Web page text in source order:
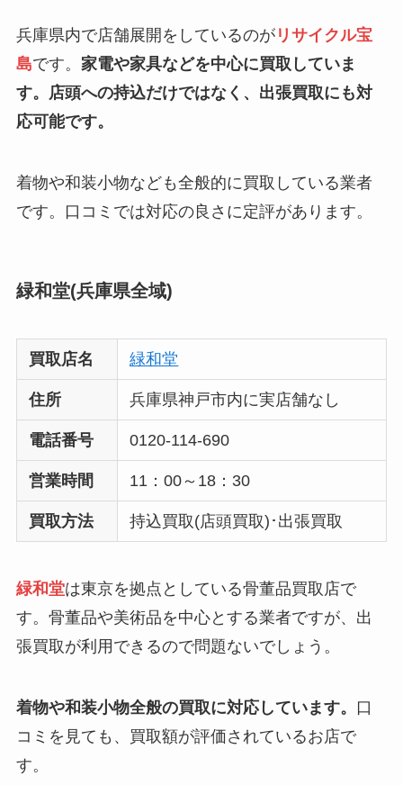
兵庫県内で店舗展開をしているのがリサイクル宝
島です。 家電や家具などを中心に買取していま
す。店頭への持込だけではなく、出張買取にも対
応可能です。
着物や和装小物なども全般的に買取している業者
です。口コミでは対応の良さに定評があります。
緑和堂(兵庫県全域)
買取店名 緑和堂
住所 兵庫県神戸市内に実店舗なし
電話番号 0120-114-690
営業時間 11：00～18：30
買取方法 持込買取(店頭買取)･出張買取
緑和堂は東京を拠点としている骨董品買取店で
す。骨董品や美術品を中心とする業者ですが、出
張買取が利用できるので問題ないでしょう。
着物や和装小物全般の買取に対応しています。
口
コミを見ても、買取額が評価されているお店で
す。